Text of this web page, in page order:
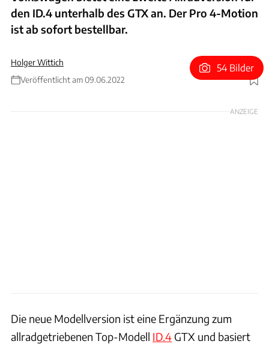
den ID.4 unterhalb des GTX an. Der Pro 4-Motion
ist ab sofort bestellbar.
Holger Wittich
Veröffentlicht am 09.06.2022
Foto: VW
54 Bilder
ANZEIGE
Die neue Modellversion ist eine Ergänzung zum
allradgetriebenen Top-Modell ID.4 GTX und basiert